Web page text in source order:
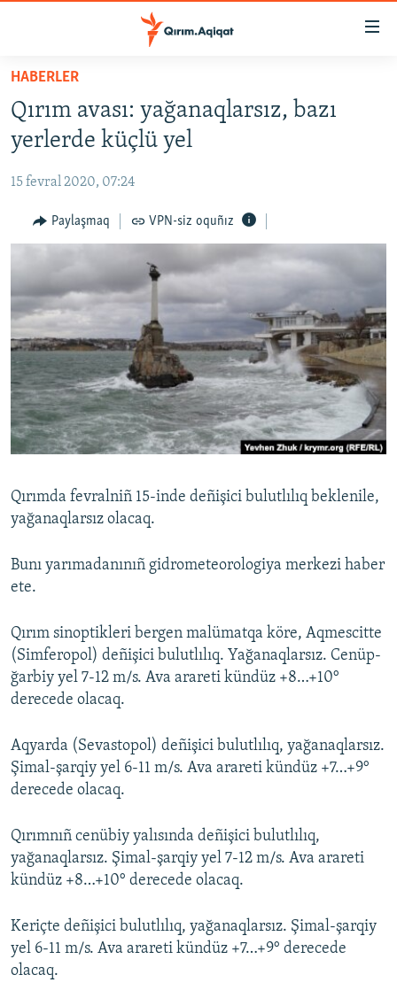
Esas
qaytmaq
Baş
navigatsiyağa
qaytmaq
qaytmaq
SİYASET
CEMİYET
MEDENİYET
VİDEO
SÜRET
BLOGLAR
FİKİR
Русский
Українською
QOŞULIÑIZ!
RFE/RS bütün saytları
HABERLER
Qırım avası: yağanaqlarsız, bazı
yerlerde küçlü yel
15 fevral 2020, 07:24
Paylaşmaq VPN-siz oquñız
Qırımda fevralniñ 15-inde deñişici bulutlılıq beklenile,
yağanaqlarsız olacaq.
Bunı yarımadanınıñ gidrometeorologiya merkezi haber
ete.
Qırım sinoptikleri bergen malümatqa köre, Aqmescitte
(Simferopol) deñişici bulutlılıq. Yağanaqlarsız. Cenüp-
ğarbiy yel 7-12 m/s. Ava arareti kündüz +8…+10°
derecede olacaq.
Aqyarda (Sevastopol) deñişici bulutlılıq, yağanaqlarsız.
Şimal-şarqiy yel 6-11 m/s. Ava arareti kündüz +7…+9°
derecede olacaq.
Qırımnıñ cenübiy yalısında deñişici bulutlılıq,
yağanaqlarsız. Şimal-şarqiy yel 7-12 m/s. Ava arareti
kündüz +8…+10° derecede olacaq.
Keriçte deñişici bulutlılıq, yağanaqlarsız. Şimal-şarqiy
yel 6-11 m/s. Ava arareti kündüz +7…+9° derecede
olacaq.